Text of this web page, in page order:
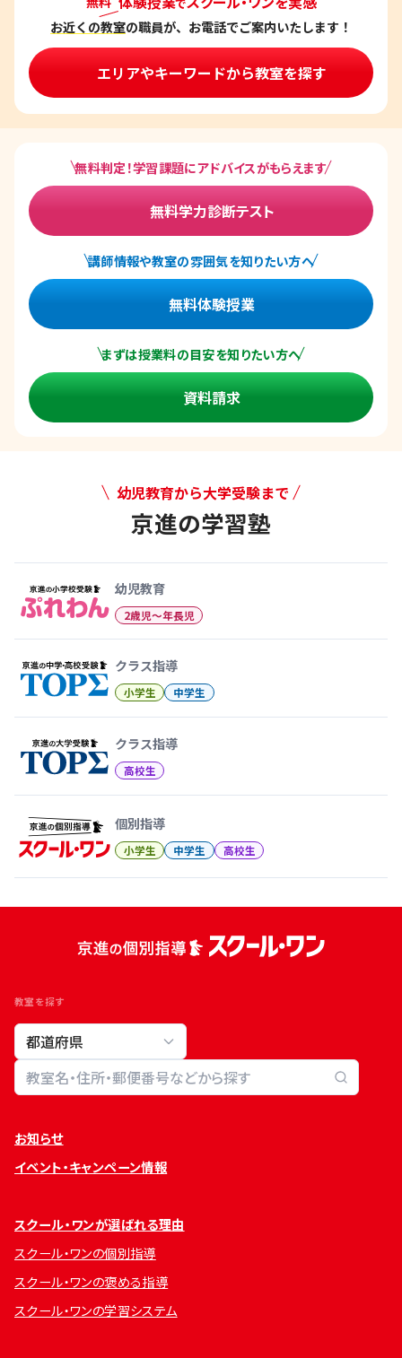
お近くの教室の職員が、お電話でご案内いたします！
エリアやキーワードから教室を探す
無料判定！学習課題にアドバイスがもらえます
無料学力診断テスト
講師情報や教室の雰囲気を知りたい方へ
無料体験授業
まずは授業料の目安を知りたい方へ
資料請求
幼児教育から大学受験まで
京進の学習塾
幼児教育
2歳児〜年長児
クラス指導
小学生 中学生
クラス指導
高校生
個別指導
小学生 中学生 高校生
教室を探す
教室検索
お知らせ
イベント・キャンペーン情報
スクール・ワンが選ばれる理由
スクール・ワンの個別指導
スクール・ワンの褒める指導
スクール・ワンの学習システム